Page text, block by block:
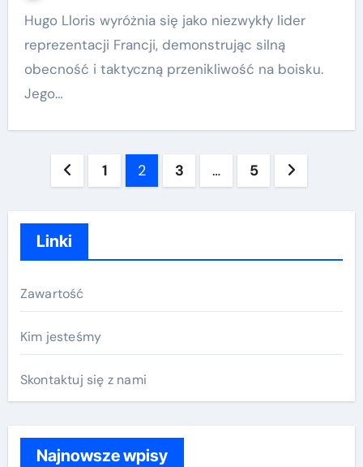
Hugo Lloris wyróżnia się jako niezwykły lider
reprezentacji Francji, demonstrując silną
obecność i taktyczną przenikliwość na boisku.
Jego…
Posts
1 2 3 … 5
Linki
Zawartość
Kim jesteśmy
Skontaktuj się z nami
Najnowsze wpisy